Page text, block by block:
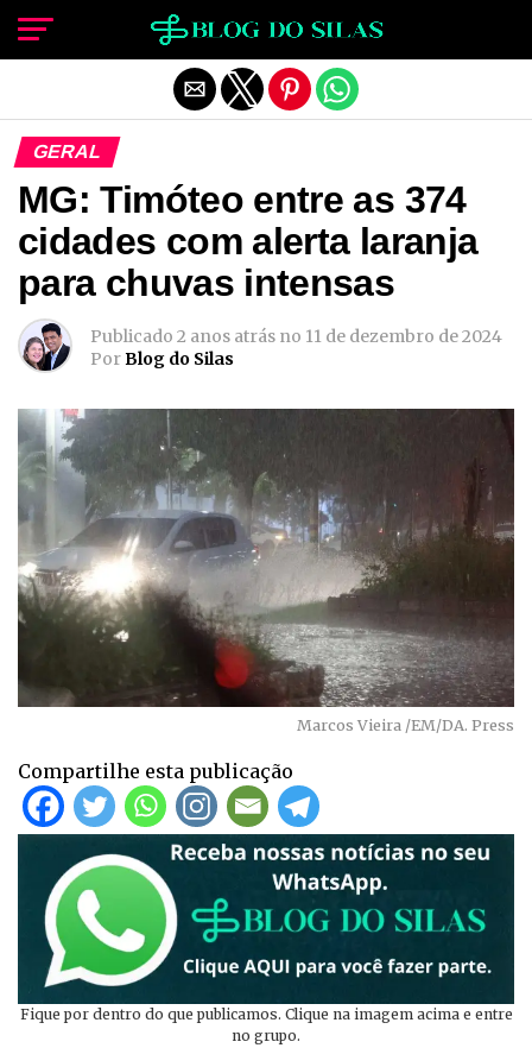
GERAL
MG: Timóteo entre as 374
cidades com alerta laranja
para chuvas intensas
Publicado 2 anos atrás no 11 de dezembro de 2024
PorBlog do Silas
Marcos Vieira /EM/DA. Press
Compartilhe esta publicação
Fique por dentro do que publicamos. Clique na imagem acima e entre
no grupo.
Sair da versão mobile